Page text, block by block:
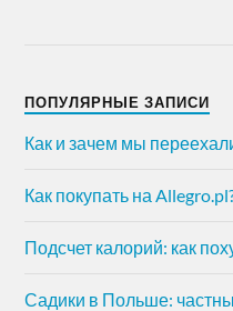
ПОПУЛЯРНЫЕ ЗАПИСИ
Как и зачем мы
Как покупать на
Подсчет калорий: как
Садики в Польше: